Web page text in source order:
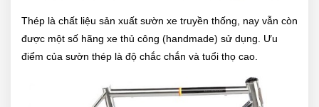
Thép là chất liệu sản xuất sườn xe truyền thống, nay vẫn còn
được một số hãng xe thủ công (handmade) sử dụng. Ưu
điểm của sườn thép là độ chắc chắn và tuổi thọ cao.